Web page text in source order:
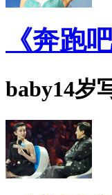
《奔跑
baby14岁